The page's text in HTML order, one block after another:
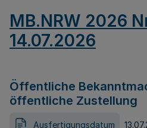
MB.NRW 2026
14.07.2026
Öffentliche
öffentliche Zustellung
Ausfertigungsdatum